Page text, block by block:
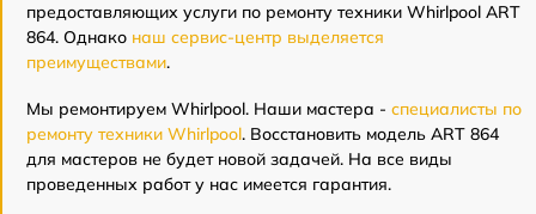
предоставляющих услуги по ремонту техники Whirlpool ART
864. Однако наш сервис-центр выделяется
преимуществами.
Мы ремонтируем Whirlpool. Наши мастера - специалисты по
ремонту техники Whirlpool. Восстановить модель ART 864
для мастеров не будет новой задачей. На все виды
проведенных работ у нас имеется гарантия.